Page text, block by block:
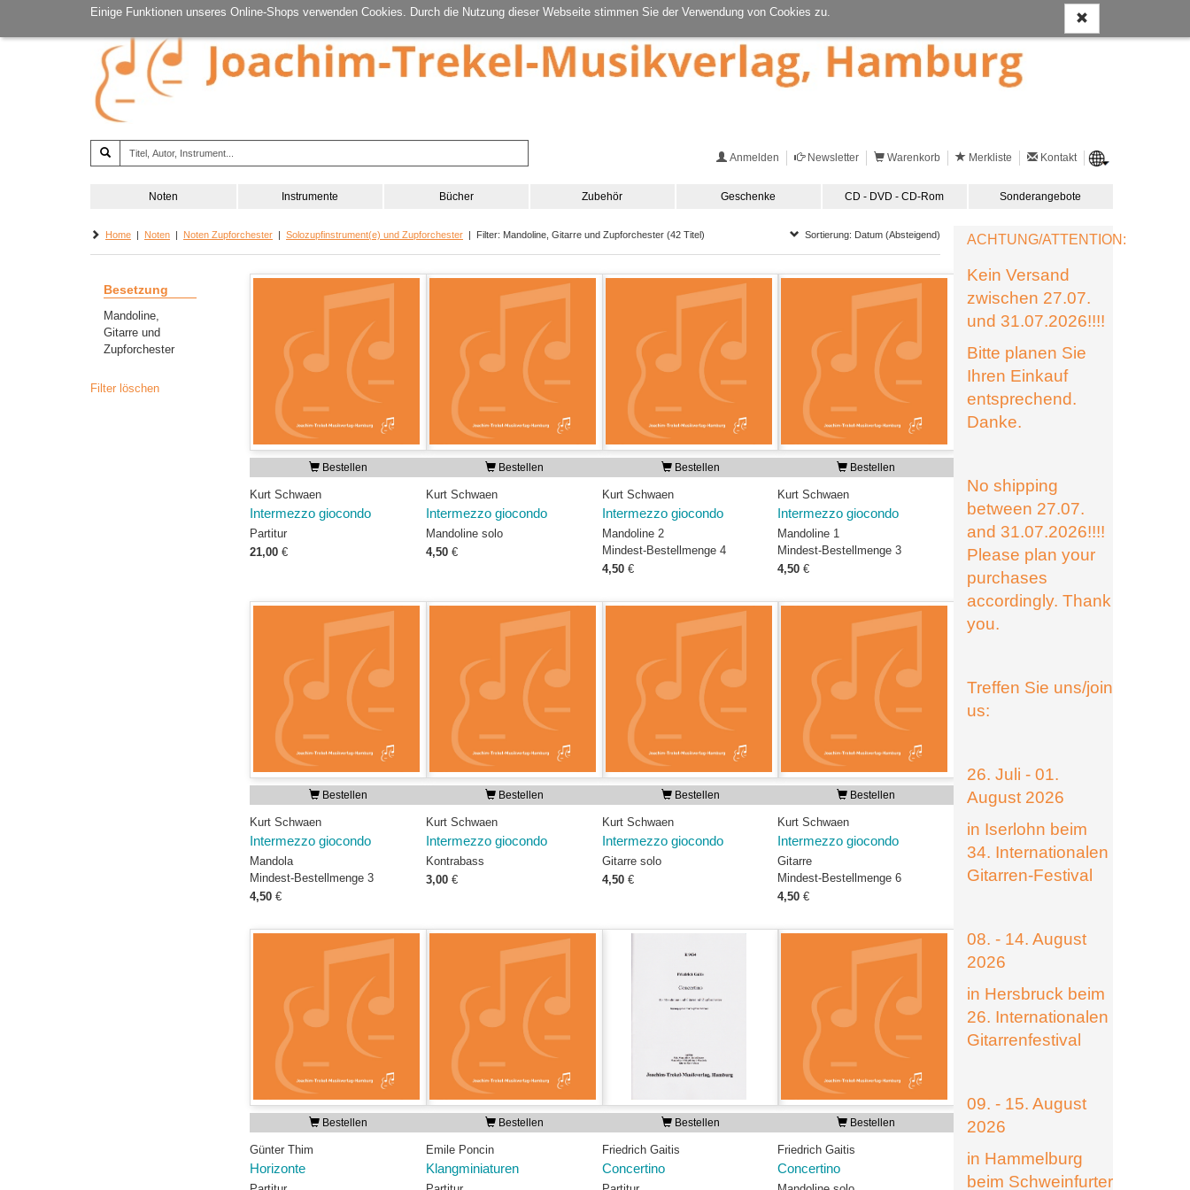
Einige Funktionen unseres Online-Shops verwenden Cookies. Durch die Nutzung dieser Webseite stimmen Sie der Verwendung von Cookies zu.
Anmelden Newsletter Warenkorb Merkliste Kontakt
Noten Instrumente Bücher Zubehör Geschenke CD - DVD - CD-Rom Sonderangebote
Home | Noten | Noten Zupforchester | Solozupfinstrument(e) und Zupforchester | Filter: Mandoline, Gitarre und Zupforchester (42 Titel) Sortierung: Datum (Absteigend)
Besetzung
Mandoline,
Gitarre und
Zupforchester
Filter löschen
Bestellen
Kurt Schwaen
Intermezzo giocondo
Partitur
21,00 €
Bestellen
Kurt Schwaen
Intermezzo giocondo
Mandoline solo
4,50 €
Bestellen
Kurt Schwaen
Intermezzo giocondo
Mandoline 2
Mindest-Bestellmenge 4
4,50 €
Bestellen
Kurt Schwaen
Intermezzo giocondo
Mandoline 1
Mindest-Bestellmenge 3
4,50€
Bestellen
Kurt Schwaen
Intermezzo giocondo
Mandola
Mindest-Bestellmenge 3
4,50 €
Bestellen
Kurt Schwaen
Intermezzo giocondo
Kontrabass
3,00 €
Bestellen
Kurt Schwaen
Intermezzo giocondo
Gitarre solo
4,50 €
Bestellen
Kurt Schwaen
Intermezzo giocondo
Gitarre
Mindest-Bestellmenge 6
4,50€
Bestellen
Günter Thim
Horizonte
Bestellen
Emile Poncin
Klangminiaturen
Bestellen
Friedrich Gaitis
Concertino
Bestellen
Friedrich Gaitis
Concertino
ACHTUNG/ATTENTION:
Kein Versand
zwischen 27.07.
und 31.07.2026!!!!
Bitte planen Sie
Ihren Einkauf
entsprechend.
Danke.
No shipping
between 27.07.
and 31.07.2026!!!!
Please plan your
purchases
accordingly. Thank
you.
Treffen Sie uns/join
us:
26. Juli - 01.
August 2026
in Iserlohn beim
34. Internationalen
Gitarren-Festival
08. - 14. August
2026
in Hersbruck beim
26. Internationalen
Gitarrenfestival
09. - 15. August
2026
in Hammelburg
beim Schweinfurter